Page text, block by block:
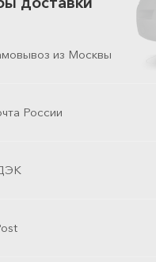
из Москвы
России